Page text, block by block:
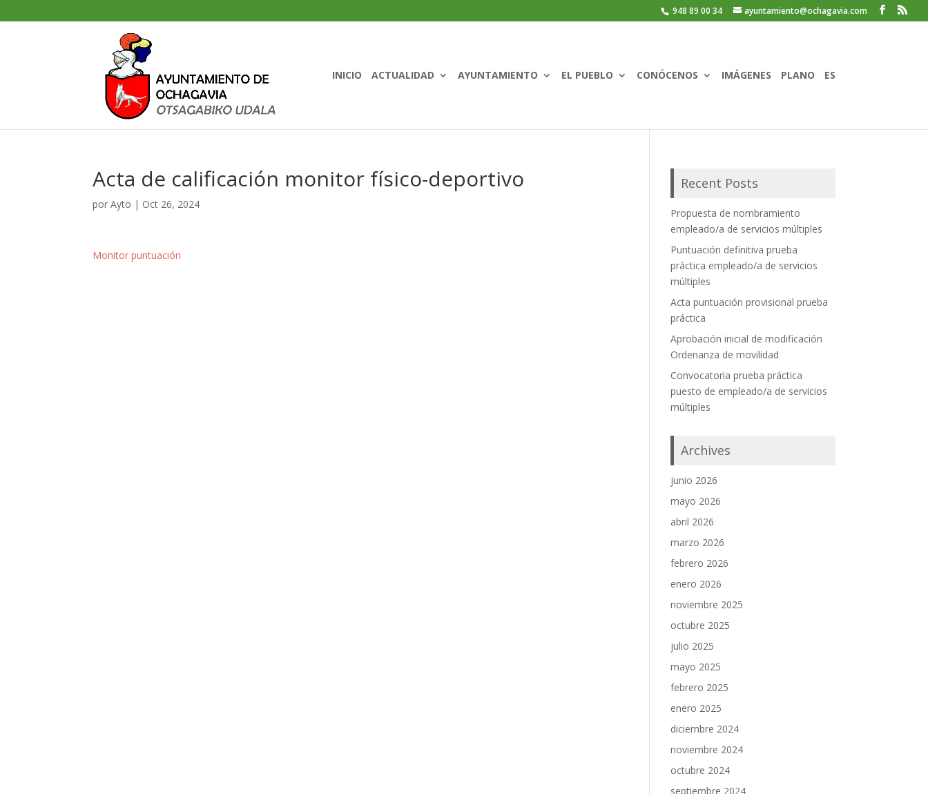
948 89 00 34 ayuntamiento@ochagavia.com
INICIO ACTUALIDAD AYUNTAMIENTO EL PUEBLO CONÓCENOS IMÁGENES PLANO ES
Acta de calificación monitor físico-deportivo
porAyto | Oct 26, 2024
Monitor puntuación
Recent Posts
Propuesta de nombramiento
empleado/a de servicios múltiples
Puntuación definitiva prueba
práctica empleado/a de servicios
múltiples
Acta puntuación provisional prueba
práctica
Aprobación inicial de modificación
Ordenanza de movilidad
Convocatoria prueba práctica
puesto de empleado/a de servicios
múltiples
Archives
junio 2026
mayo 2026
abril 2026
marzo 2026
febrero 2026
enero 2026
noviembre 2025
octubre 2025
julio 2025
mayo 2025
febrero 2025
enero 2025
diciembre 2024
noviembre 2024
octubre 2024
septiembre 2024